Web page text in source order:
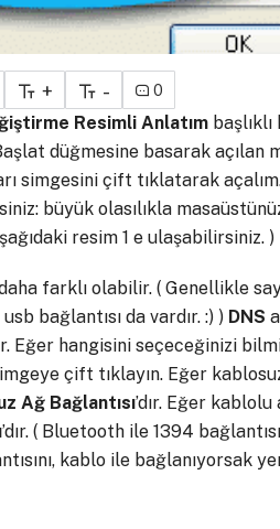
+ - 0
Resimli Anlatım
düğmesine basarak açılan
simgesini çift tıklatarak
büyük olasılıkla
resim 1 e ulaşabilirsiniz. )
farklı olabilir. ( Genellikle
bağlantısı da vardır. :) ) DNS
Eğer hangisini seçeceğinizi
çift tıklayın. Eğer
Ağ Bağlantısı’dır. Eğer
’dır. ( Bluetooth ile 1394
kablo ile bağlanıyorsak